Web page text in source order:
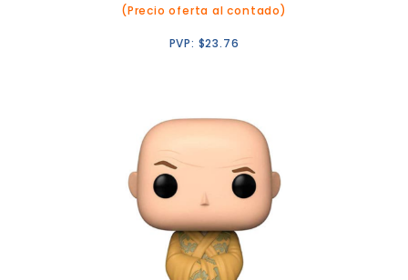
(Precio oferta al contado)
PVP: $23.76